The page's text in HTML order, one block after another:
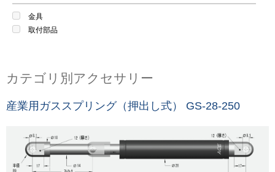
金具
取付部品
カテゴリ別アクセサリー
産業用ガススプリング（押出し式） GS-28-250